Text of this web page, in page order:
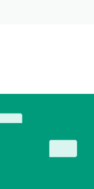
anzeigen